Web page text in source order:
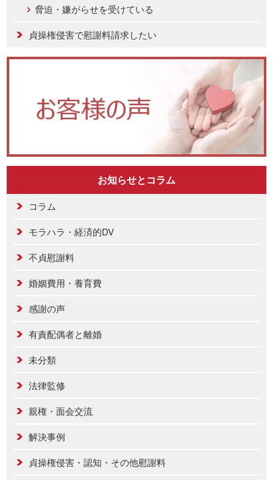
脅迫・嫌がらせを受けている
貞操権侵害で慰謝料請求したい
お知らせとコラム
コラム
モラハラ・経済的DV
不貞慰謝料
婚姻費用・養育費
感謝の声
有責配偶者と離婚
未分類
法律監修
親権・面会交流
解決事例
貞操権侵害・認知・その他慰謝料